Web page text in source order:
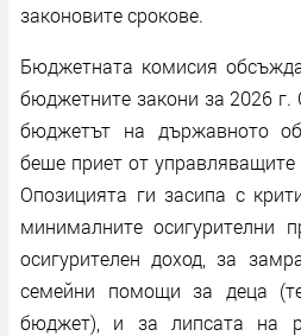
законовите срокове.
Бюджетната комисия
бюджетните закони за 2026 г.
бюджетът на държавното
беше приет от
Опозицията ги засипа с
минималните осигурителни
осигурителен доход, за
семейни помощи за деца
бюджет), и за липсата на